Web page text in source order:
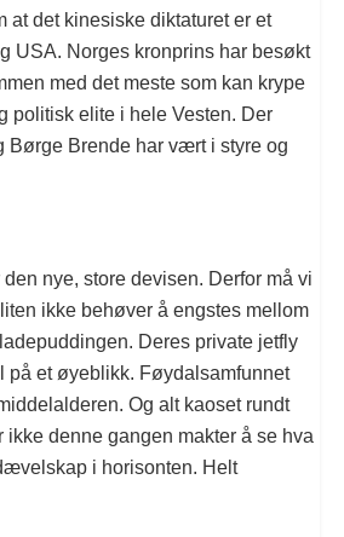
at det kinesiske diktaturet er et
USA. Norges kronprins har besøkt
med det meste som kan krype
politisk elite i hele Vesten. Der
Børge Brende har vært i styre og
nye, store devisen. Derfor må vi
ikke behøver å engstes mellom
Deres private jetfly
på et øyeblikk. Føydalsamfunnet
Og alt kaoset rundt
ikke denne gangen makter å se hva
i horisonten. Helt